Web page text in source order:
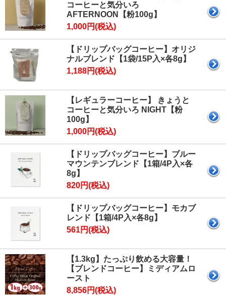
コーヒーと気分いろ
AFTERNOON【粉100g】
1,000円(税込)
【ドリップバッグコーヒー】オリジ
ナルブレンド【1袋/15P入×各8g】
1,188円(税込)
【レギュラーコーヒー】 きょうと
コーヒーと気分いろ NIGHT【粉
100g】
1,000円(税込)
【ドリップバッグコーヒー】ブルー
マウンテンブレンド【1箱/4P入×各
8g】
820円(税込)
【ドリップバッグコーヒー】モカブ
レンド【1箱/4P入×各8g】
561円(税込)
【1.3kg】たっぷり飲める大容量！
【ブレンドコーヒー】ミディアムロ
ースト
8,856円(税込)